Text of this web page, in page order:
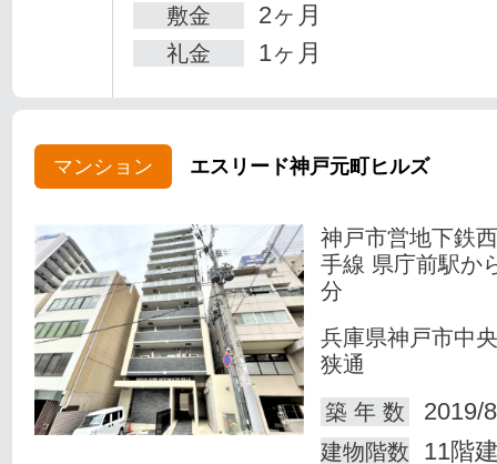
敷金 2ヶ月
礼金 1ヶ月
マンション エスリード神戸元町ヒルズ
神戸市営地下鉄
手線 県庁前駅か
分
兵庫県神戸市中
狭通
築 年 数
2019/
建物階数 11階